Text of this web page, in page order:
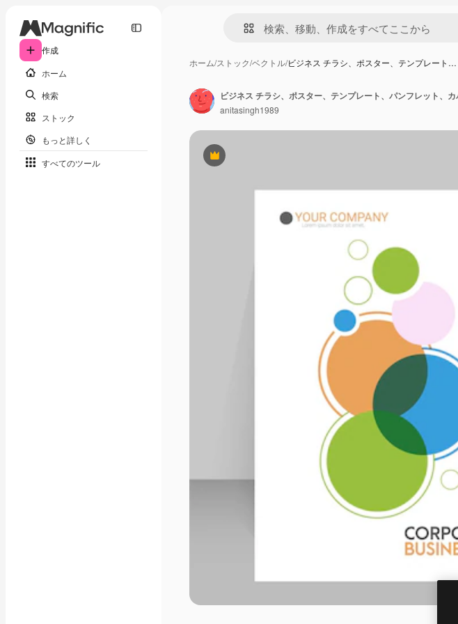
作成
ホーム
検索
ストック
もっと詳しく
すべてのツール
ホーム/ストック/ベクトル/ビジネス チラシ、ポスター、テンプレート…
Premium
anitasingh1989